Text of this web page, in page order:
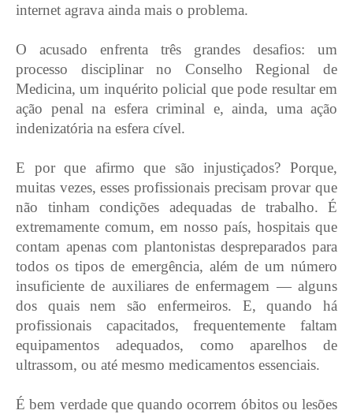
internet agrava ainda mais o problema.
O acusado enfrenta três grandes desafios: um
processo disciplinar no Conselho Regional de
Medicina, um inquérito policial que pode resultar em
ação penal na esfera criminal e, ainda, uma ação
indenizatória na esfera cível.
E por que afirmo que são injustiçados? Porque,
muitas vezes, esses profissionais precisam provar que
não tinham condições adequadas de trabalho. É
extremamente comum, em nosso país, hospitais que
contam apenas com plantonistas despreparados para
todos os tipos de emergência, além de um número
insuficiente de auxiliares de enfermagem — alguns
dos quais nem são enfermeiros. E, quando há
profissionais capacitados, frequentemente faltam
equipamentos adequados, como aparelhos de
ultrassom, ou até mesmo medicamentos essenciais.
É bem verdade que quando ocorrem óbitos ou lesões